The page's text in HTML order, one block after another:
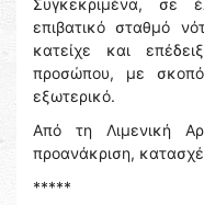
Συγκεκριμένα, σε
επιβατικό σταθμό
κατείχε και
προσώπου, με
εξωτερικό.
Από τη Λιμενική
προανάκριση,
*****